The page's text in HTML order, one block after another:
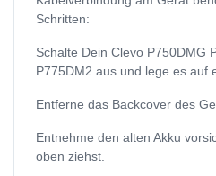
Schritten:
Schalte Dein Clevo P750DMG
P775DM2 aus und lege es auf
Entferne das Backcover des
Entnehme den alten Akku
oben ziehst.